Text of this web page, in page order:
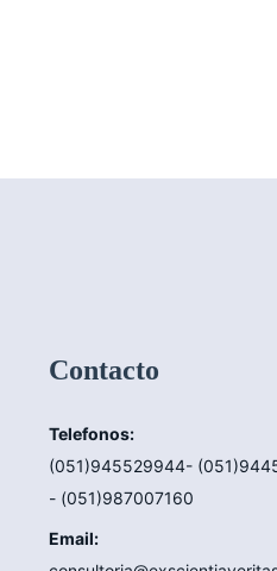
Contacto
Telefonos:
(051)945529944-
- (051)987007160
Email: